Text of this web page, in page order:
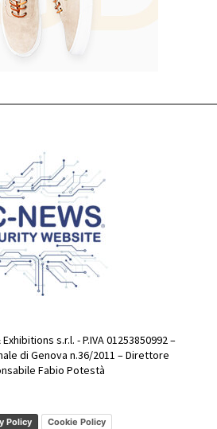
s.r.l. - P.IVA 01253850992 –
di Genova n.36/2011 – Direttore
Fabio Potestà
Policy Cookie Policy